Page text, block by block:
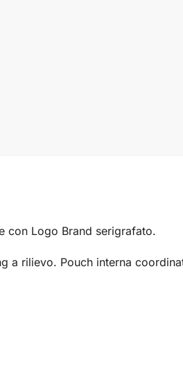
con Logo Brand serigrafato.
a rilievo. Pouchinterna